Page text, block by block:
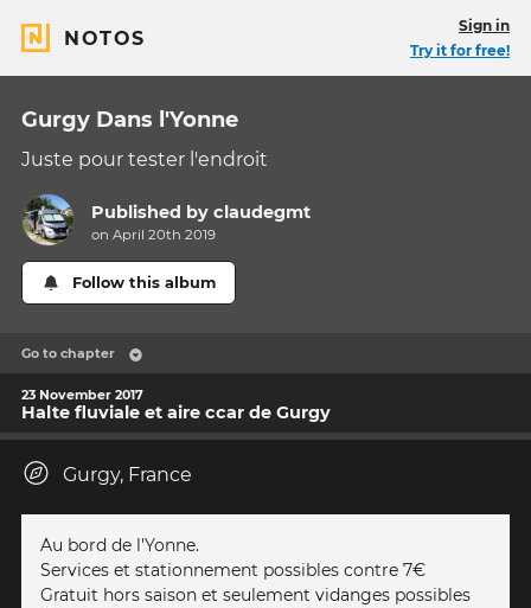
NOTOS
Sign in
Try it for free!
Gurgy Dans l'Yonne
Juste pour tester l'endroit
Published byclaudegmt
on April 20th 2019
Follow this album
Go to chapter
23 November 2017
Halte fluviale et aire ccar de Gurgy
Gurgy, France
Au bord de l'Yonne.
Services et stationnement possibles contre 7€
Gratuit hors saison et seulement vidanges possibles